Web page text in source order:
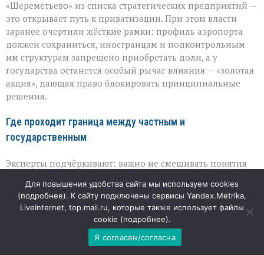
«Шереметьево» из списка стратегических предприятий —
это открывает путь к приватизации. При этом власти
заранее очертили жёсткие рамки: профиль аэропорта
должен сохраниться, иностранцам и подконтрольным
им структурам запрещено приобретать доли, а у
государства останется особый рычаг влияния — «золотая
акция», дающая право блокировать принципиальные
решения.
Где проходит граница между частным и
государственным
Эксперты подчёркивают: важно не смешивать понятия
первую очередь пассажирская часть — терминалы, зоны
ожидания, парковки, подъезды, сервисные объекты.
Именно эти пространства приносят основной доход и
потому интересны инвестору: их развитие напрямую
влияет на комфорт пассажиров и выручку.
Для повышения удобства сайта мы используем cookies
(подробнее). К сайту подключены сервисы Yandex.Metrika,
LiveInternet, top.mail.ru, которые также использует файлы
cookie (подробнее).
Я согласен/согласна